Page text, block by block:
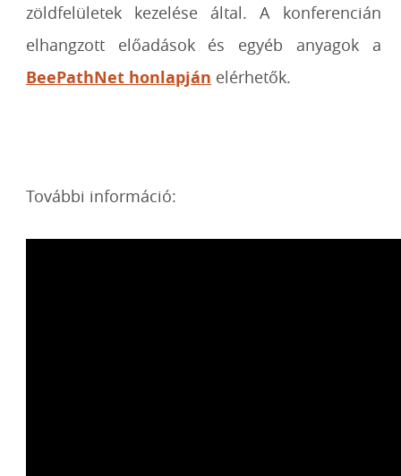
zöldfelületek kezelése által. A konferencián
elhangzott előadások és egyéb anyagok a
BeePathNet honlapján elérhetők.
További információ: